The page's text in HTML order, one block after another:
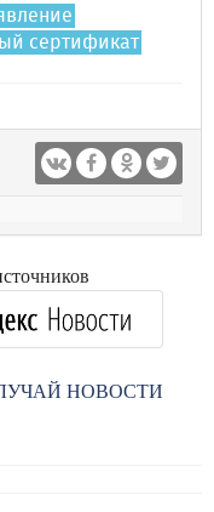
сертификат
НОВОСТИ